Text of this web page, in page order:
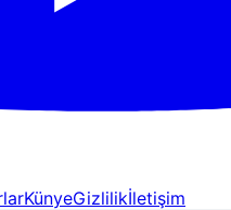
KünyeGizlilikİletişim